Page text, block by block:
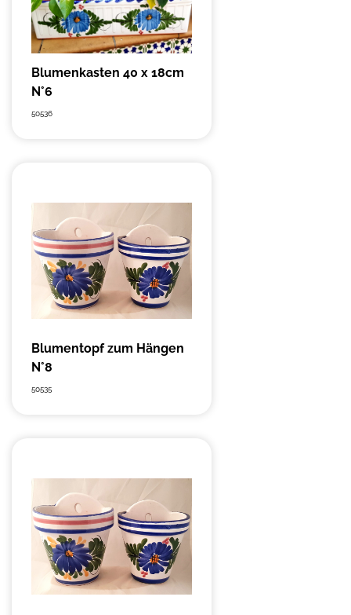
Blumenkasten 40 x 18cm
N°6
50536
Blumentopf zum Hängen
N°8
50535